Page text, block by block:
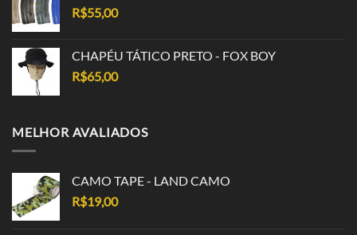
R$55,00
CHAPÉU TÁTICO PRETO - FOX BOY
R$65,00
MELHOR AVALIADOS
CAMO TAPE - LAND CAMO
R$19,00